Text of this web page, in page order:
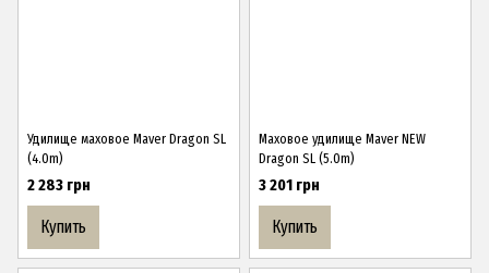
Удилище маховое Maver Dragon SL
(4.0m)
2 283 грн
Купить
Маховое удилище Maver NEW
Dragon SL (5.0m)
3 201 грн
Купить